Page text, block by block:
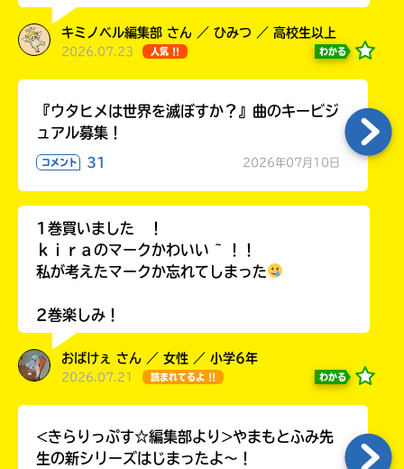
Loading
キミノベル編集部 さん ／ ひみつ ／ 高校生以上
2026.07.23 人気 !! わかる
『ウタヒメは世界を滅ぼすか？』曲のキービジ
ュアル募集！
コメント 31 2026年07月10日
1巻買いました ！
ｋｉｒａのマークかわいい ~ ！！
私が考えたマークか忘れてしまった
2巻楽しみ！
おばけぇ さん ／ 女性 ／ 小学6年
2026.07.21 読まれてるよ !! わかる
<きらりっぷす☆編集部より>やまもとふみ先
生の新シリーズはじまったよ～！
内
容
ー
が